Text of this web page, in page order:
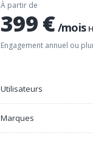
À partir de
399 €/mois
Engagement annuel ou
Utilisateurs
Marques